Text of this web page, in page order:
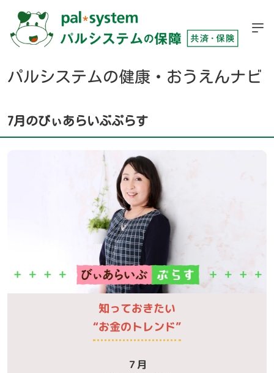
パルシステムの健康・おうえんナビ
7月のびぃあらいぶぷらす
知っておきたい
“お金のトレンド”
７月